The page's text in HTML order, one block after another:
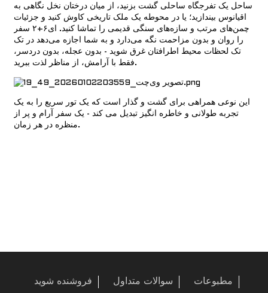
ساحل یک تفرجگاه ساحلی گشت بزنید، از میان درختان نخل نگاهی به
اقیانوس بیندازید؛ یا در محوطه یک ملک تاریخی کاوش کنید و جزئیات
چمن‌های مرتب و سازه‌های سنگی قدیمی را تماشا کنید.
ای۶+۲
سفر
را روان و بدون مزاحمت نگه می‌دارد و به شما اجازه می‌دهد در تک
تک لحظات محیط اطرافتان غرق شوید - بدون عجله، بدون دردسر،
فقط با آرامش، از مناظر لذت ببرید.
این نوعی همراهی برای گشت و گذار است که یک تور سریع را به یک
تجربه طولانی و خاطره انگیز تبدیل می کند - یک سفر آرام و پر از
منظره در هر زمان.
فروشنده شوید سوالات متداول مطبوعات